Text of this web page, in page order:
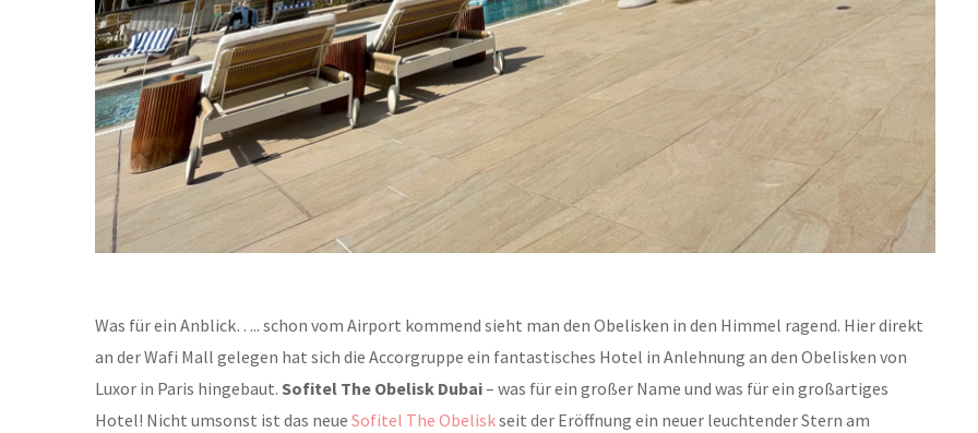
Was für ein Anblick….. schon vom Airport kommend sieht man den Obelisken in den Himmel ragend. Hier direkt
an der Wafi Mall gelegen hat sich die Accorgruppe ein fantastisches Hotel in Anlehnung an den Obelisken von
Luxor in Paris hingebaut. Sofitel The Obelisk Dubai– was für ein großer Name und was für ein großartiges
Hotel! Nicht umsonst ist das neue Sofitel The Obeliskseit der Eröffnung ein neuer leuchtender Stern am